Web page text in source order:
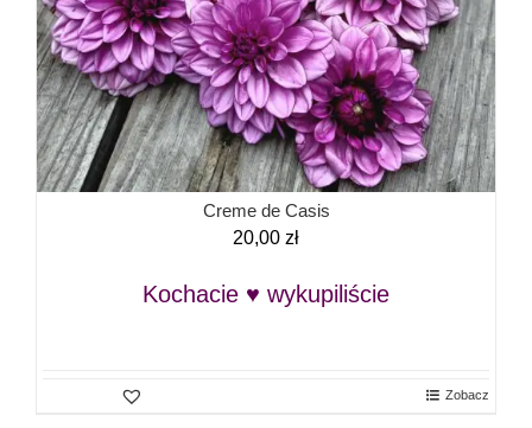
Creme de Casis
20,00 zł
Kochacie ♥ wykupiliście
Zobacz